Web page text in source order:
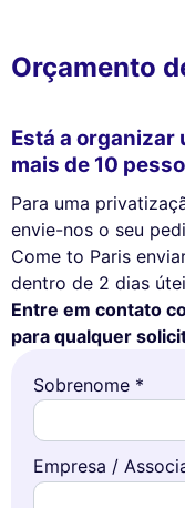
Orçamento
Está a organizar
mais de 10
Para uma
envie-nos o seu
Come to Paris
dentro de 2 dias
Entre em contato
para qualquer
Sobrenome *
Empresa /